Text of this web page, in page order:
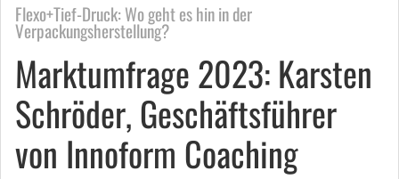
Flexo+Tief-Druck: Wo geht es hin in der
Verpackungsherstellung?
Marktumfrage 2023: Karsten
Schröder, Geschäftsführer
von Innoform Coaching